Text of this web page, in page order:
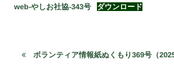
web-やしお社協-343号 ダウンロード
ボランティア情報紙ぬくもり369号（2025